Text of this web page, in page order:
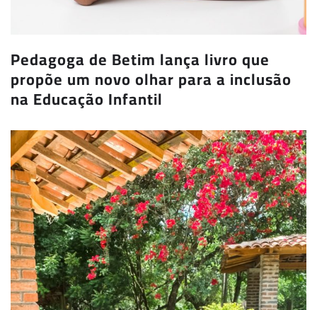
Pedagoga de Betim lança livro que
propõe um novo olhar para a inclusão
na Educação Infantil